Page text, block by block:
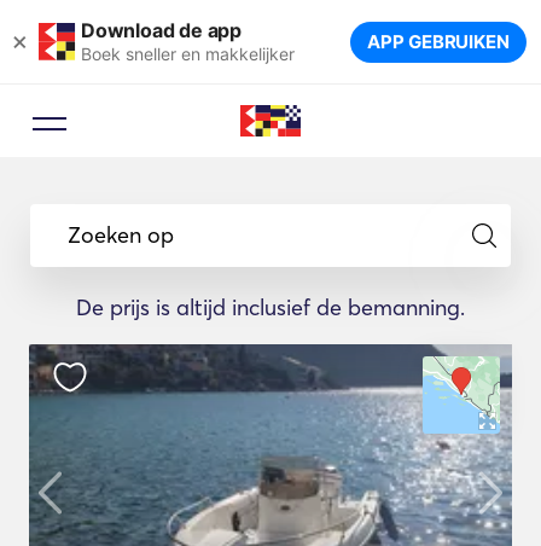
× Download de app
Boek sneller en makkelijker APP GEBRUIKEN
Zoeken op
De prijs is altijd inclusief de bemanning.